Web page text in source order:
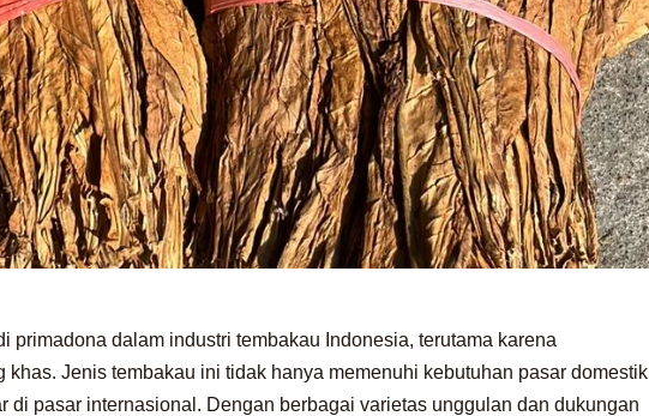
primadona dalam industri tembakau Indonesia, terutama karena
khas. Jenis tembakau ini tidak hanya memenuhi kebutuhan pasar domestik
di pasar internasional. Dengan berbagai varietas unggulan dan dukungan